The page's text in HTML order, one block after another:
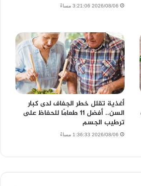
2026/08/06 3:21:06 مساءً
أغذية تقلل خطر الجفاف لدى كبار
السن.. أفضل 11 طعامًا للحفاظ على
ترطيب الجسم
2026/08/06 1:36:33 مساءً